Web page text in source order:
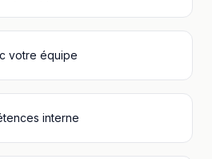
votre équipe
interne